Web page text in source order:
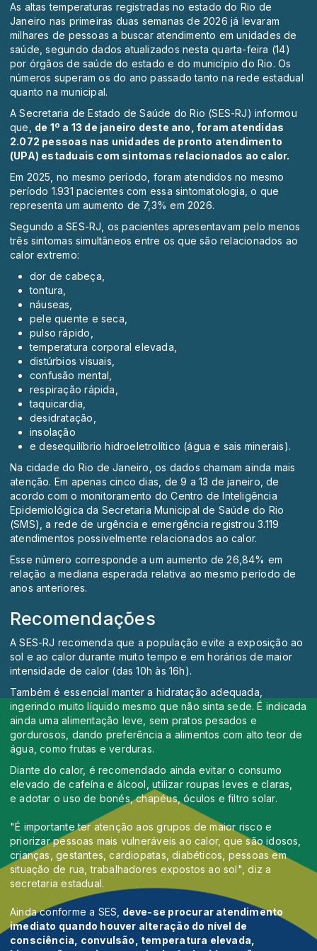
As altas temperaturas registradas no estado do Rio de
Janeiro nas primeiras duas semanas de 2026 já levaram
milhares de pessoas a buscar atendimento em unidades de
saúde, segundo dados atualizados nesta quarta-feira (14)
por órgãos de saúde do estado e do município do Rio. Os
números superam os do ano passado tanto na rede estadual
quanto na municipal.
A Secretaria de Estado de Saúde do Rio (SES-RJ) informou
que, de 1º a 13 de janeiro deste ano, foram atendidas
2.072 pessoas nas unidades de pronto atendimento
(UPA) estaduais com sintomas relacionados ao calor.
Em 2025, no mesmo período, foram atendidos no mesmo
período 1.931 pacientes com essa sintomatologia, o que
representa um aumento de 7,3% em 2026.
Segundo a SES-RJ, os pacientes apresentavam pelo menos
três sintomas simultâneos entre os que são relacionados ao
calor extremo:
dor de cabeça,
tontura,
náuseas,
pele quente e seca,
pulso rápido,
temperatura corporal elevada,
distúrbios visuais,
confusão mental,
respiração rápida,
taquicardia,
desidratação,
insolação
e desequilíbrio hidroeletrolítico (água e sais minerais).
Na cidade do Rio de Janeiro, os dados chamam ainda mais
atenção. Em apenas cinco dias, de 9 a 13 de janeiro, de
acordo com o monitoramento do Centro de Inteligência
Epidemiológica da Secretaria Municipal de Saúde do Rio
(SMS), a rede de urgência e emergência registrou 3.119
atendimentos possivelmente relacionados ao calor.
Esse número corresponde a um aumento de 26,84% em
relação a mediana esperada relativa ao mesmo período de
anos anteriores.
Recomendações
A SES-RJ recomenda que a população evite a exposição ao
sol e ao calor durante muito tempo e em horários de maior
intensidade de calor (das 10h às 16h).
Também é essencial manter a hidratação adequada,
ingerindo muito líquido mesmo que não sinta sede. É indicada
ainda uma alimentação leve, sem pratos pesados e
gordurosos, dando preferência a alimentos com alto teor de
água, como frutas e verduras.
Diante do calor, é recomendado ainda evitar o consumo
elevado de cafeína e álcool, utilizar roupas leves e claras,
e adotar o uso de bonés, chapéus, óculos e filtro solar.
"É importante ter atenção aos grupos de maior risco e
priorizar pessoas mais vulneráveis ao calor, que são idosos,
crianças, gestantes, cardiopatas, diabéticos, pessoas em
situação de rua, trabalhadores expostos ao sol", diz a
secretaria estadual.
Ainda conforme a SES, deve-se procurar atendimento
imediato quando houver alteração do nível de
consciência, convulsão, temperatura elevada,